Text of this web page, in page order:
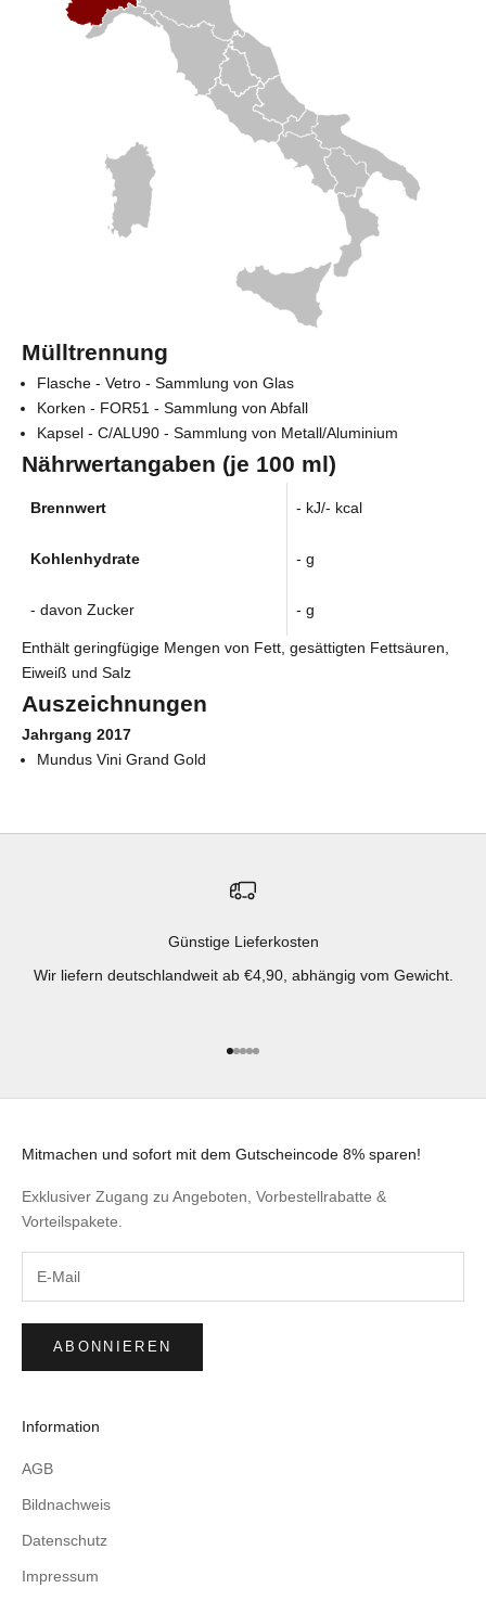
Mülltrennung
Flasche - Vetro - Sammlung von Glas
Korken - FOR51 - Sammlung von Abfall
Kapsel - C/ALU90 - Sammlung von Metall/Aluminium
Nährwertangaben (je 100 ml)
Brennwert - kJ/- kcal
Kohlenhydrate - g
- davon Zucker - g
Enthält geringfügige Mengen von Fett, gesättigten Fettsäuren,
Eiweiß und Salz
Auszeichnungen
Jahrgang 2017
Mundus Vini Grand Gold
Günstige Lieferkosten
Wir liefern deutschlandweit ab €4,90, abhängig vom Gewicht.
Gehe zu Element 1
Gehe zu Element 2
Gehe zu Element 3
Gehe zu Element 4
Gehe zu Element 5
Mitmachen und sofort mit dem Gutscheincode 8% sparen!
Exklusiver Zugang zu Angeboten, Vorbestellrabatte &
Vorteilspakete.
ABONNIEREN
Information
AGB
Bildnachweis
Datenschutz
Impressum